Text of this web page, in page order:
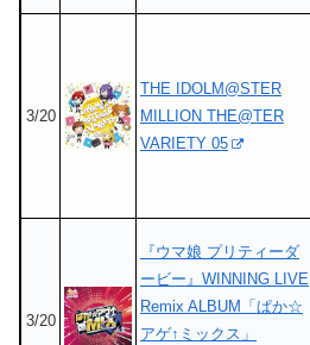
3/20
THE IDOLM@STER
MILLION THE@TER
VARIETY 05
3/20
『ウマ娘 プリティーダ
ービー』WINNING LIVE
Remix ALBUM「ぱか☆
アゲ↑ミックス」